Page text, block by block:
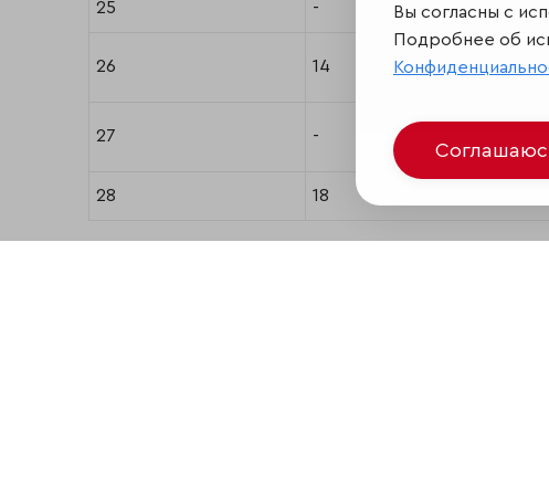
25 -
26 14
27 -
28 18
Вы согласны с
Подробнее об